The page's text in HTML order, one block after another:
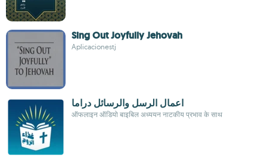
Sing Out Joyfully Jehovah
Aplicacionestj
اعمال الرسل والرسائل دراما
ऑफलाइन ऑडियो बाइबिल अध्ययन नाटकीय प्रभाव के साथ